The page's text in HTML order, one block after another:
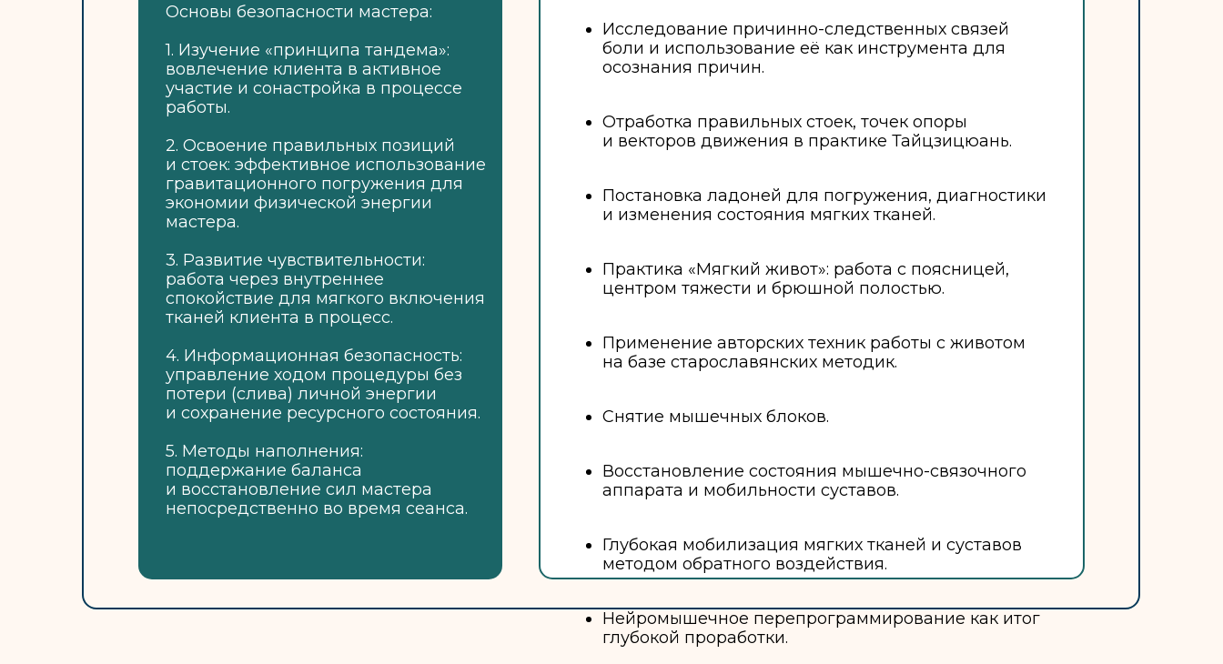
Исследование причинно-следственных связей
боли и использование её как инструмента для
осознания причин.
Отработка правильных стоек, точек опоры
и векторов движения в практике Тайцзицюань.
Постановка ладоней для погружения, диагностики
и изменения состояния мягких тканей.
Практика «Мягкий живот»: работа с поясницей,
центром тяжести и брюшной полостью.
Применение авторских техник работы с животом
на базе старославянских методик.
Снятие мышечных блоков.
Восстановление состояния мышечно-связочного
аппарата и мобильности суставов.
Глубокая мобилизация мягких тканей и суставов
методом обратного воздействия.
Нейромышечное перепрограммирование как итог
глубокой проработки.
Основы безопасности мастера:
1.​ Изучение «принципа тандема»:
вовлечение клиента в активное
участие и сонастройка в процессе
работы.
2. ​Освоение правильных позиций
и стоек: эффективное использование
гравитационного погружения для
экономии физической энергии
мастера.
3.​ Развитие чувствительности:
работа через внутреннее
спокойствие для мягкого включения
тканей клиента в процесс.
4.​ Информационная безопасность:
управление ходом процедуры без
потери (слива) личной энергии
и сохранение ресурсного состояния.
5.​ Методы наполнения:
поддержание баланса
и восстановление сил мастера
непосредственно во время сеанса.